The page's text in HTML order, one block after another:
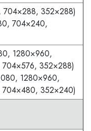
704×288, 352×288)
704×240,
1280×960,
352×288)
1280×960,
352×240)